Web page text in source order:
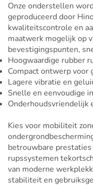
Onze onderstellen
geproduceerd door
kwaliteitscontrole en
maatwerk mogelijk op
bevestigingspunten,
Hoogwaardige rubber
Compact ontwerp voor
Lagere vibratie en
Snelle en eenvoudige
Onderhoudsvriendelijk
Kies voor mobiliteit
betrouwbare
rupssystemen
van moderne
stabiliteit en